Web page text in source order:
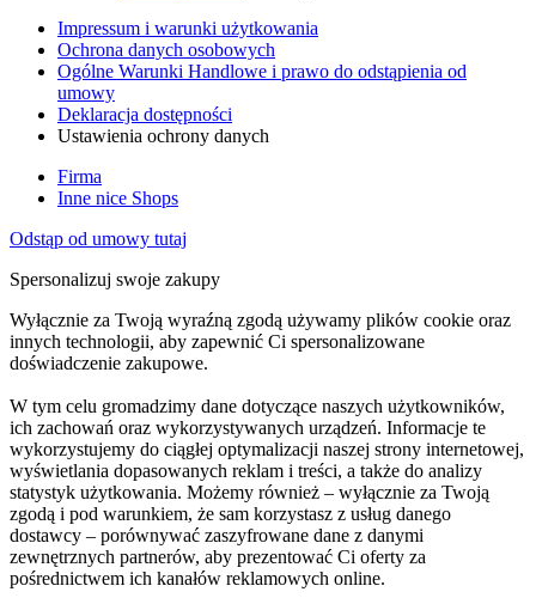
Impressum i warunki użytkowania
Ochrona danych osobowych
Ogólne Warunki Handlowe i prawo do odstąpienia od
umowy
Deklaracja dostępności
Ustawienia ochrony danych
Firma
Inne nice Shops
Odstąp od umowy tutaj
Spersonalizuj swoje zakupy
Wyłącznie za Twoją wyraźną zgodą używamy plików cookie oraz
innych technologii, aby zapewnić Ci spersonalizowane
doświadczenie zakupowe.
W tym celu gromadzimy dane dotyczące naszych użytkowników,
ich zachowań oraz wykorzystywanych urządzeń. Informacje te
wykorzystujemy do ciągłej optymalizacji naszej strony internetowej,
wyświetlania dopasowanych reklam i treści, a także do analizy
statystyk użytkowania. Możemy również – wyłącznie za Twoją
zgodą i pod warunkiem, że sam korzystasz z usług danego
dostawcy – porównywać zaszyfrowane dane z danymi
zewnętrznych partnerów, aby prezentować Ci oferty za
pośrednictwem ich kanałów reklamowych online.